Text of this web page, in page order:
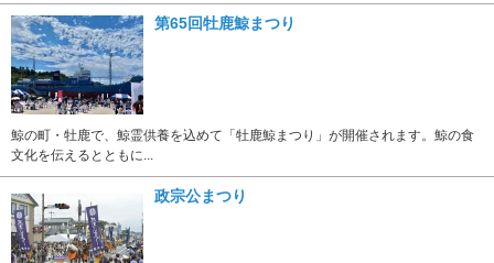
第65回牡鹿鯨まつり
鯨の町・牡鹿で、鯨霊供養を込めて「牡鹿鯨まつり」が開催されます。鯨の食
文化を伝えるとともに...
政宗公まつり